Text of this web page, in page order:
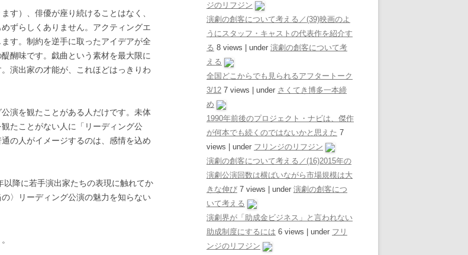
す）、俳優が座り続けることはなく、
ずらしくありません。アクティングエ
す。制約を逆手に取ったアイデアが全
醐味です。戯曲という素材を最大限に
演出家の才能が、これほどはっきりわ
演を観たことがある人だけです。未体
たことがない人に「リーディング公
の人がイメージするのは、感情を込め
降に若手演出家たちの表現に触れてか
〉リーディング公演の魅力を知らない
ジのリフジン
演劇の創客について考える／(39)映画のよ
うにスタッフ・キャストの代表作を紹介す
る 8 views under 演劇の創客について考
える
全国どこからでも見られるアフタートーク
3/12 7 views under さくてき博多一本締
め
1990年前後のプロジェクト・ナビは、傑作
が何本でも続くのではないかと思えた 7
views
under フリンジのリフジン
演劇の創客について考える／(16)2015年の
演劇公演回数は横ばいながら市場規模は大
きな伸び 7 views under 演劇の創客につ
いて考える
演劇界が「助成金ビジネス」と言われない
助成制度にするには 6 views under フリ
ンジのリフジン